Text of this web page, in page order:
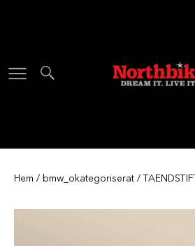
Hem / bmw_okategoriserat / TAENDSTIFT